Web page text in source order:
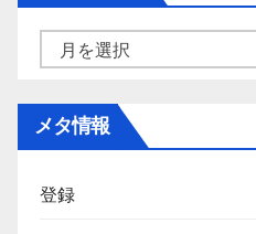
ー
メタ情報
登録